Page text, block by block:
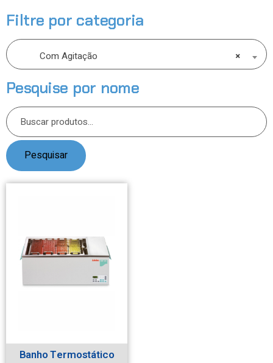
Filtre por categoria
×
Com Agitação
Pesquise por nome
Pesquisar
Banho Termostático